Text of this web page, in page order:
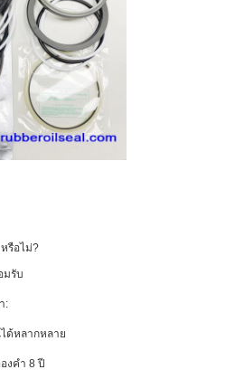
รือไม่?
มรับ
:
ด้หลากหลาย
งคำ 8 ปี